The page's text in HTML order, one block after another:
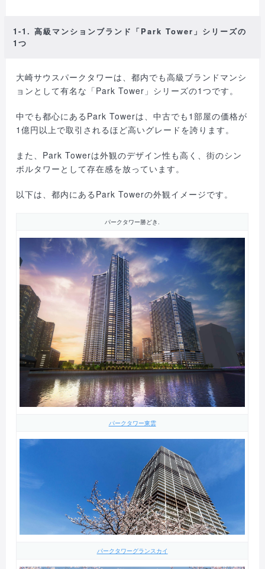
1-1. 高級マンションブランド「Park Tower」シリーズの
1つ
大崎サウスパークタワーは、都内でも高級ブランドマンシ
ョンとして有名な「Park Tower」シリーズの1つです。
中でも都心にあるPark Towerは、中古でも1部屋の価格が
1億円以上で取引されるほど高いグレードを誇ります。
また、Park Towerは外観のデザイン性も高く、街のシン
ボルタワーとして存在感を放っています。
以下は、都内にあるPark Towerの外観イメージです。
パークタワー勝どき.
パークタワー東雲
パークタワーグランスカイ